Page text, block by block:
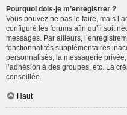
Pourquoi dois-je m’enregistrer ?
Vous pouvez ne pas le faire, mais
configuré les forums afin qu’il soit
messages. Par ailleurs,
fonctionnalités supplémentaires
personnalisés, la messagerie
l’adhésion à des groupes, etc. La
conseillée.
Haut